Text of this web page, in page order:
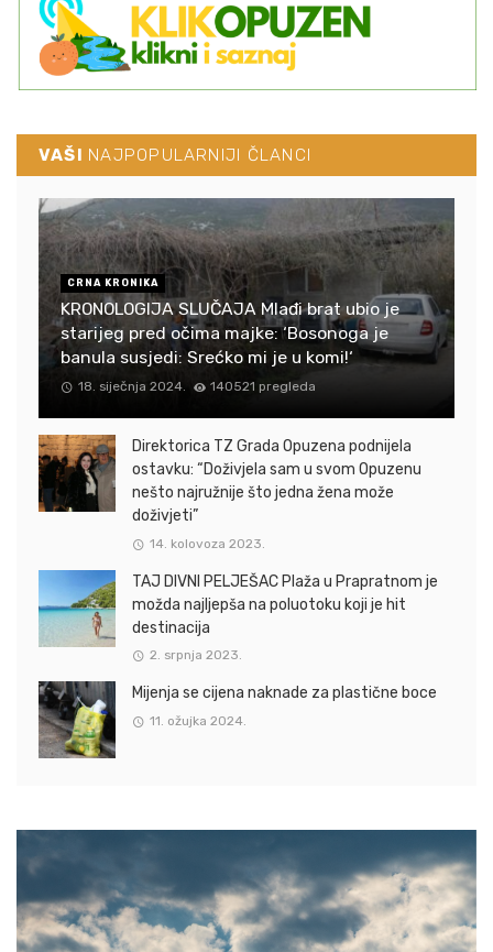
VAŠI NAJPOPULARNIJI ČLANCI
CRNA KRONIKA
KRONOLOGIJA SLUČAJA Mlađi brat ubio je
starijeg pred očima majke: ‘Bosonoga je
banula susjedi: Srećko mi je u komi!‘
18. siječnja 2024. 140521 pregleda
Direktorica TZ Grada Opuzena podnijela
ostavku: “Doživjela sam u svom Opuzenu
nešto najružnije što jedna žena može
doživjeti”
14. kolovoza 2023.
TAJ DIVNI PELJEŠAC Plaža u Prapratnom je
možda najljepša na poluotoku koji je hit
destinacija
2. srpnja 2023.
Mijenja se cijena naknade za plastične boce
11. ožujka 2024.